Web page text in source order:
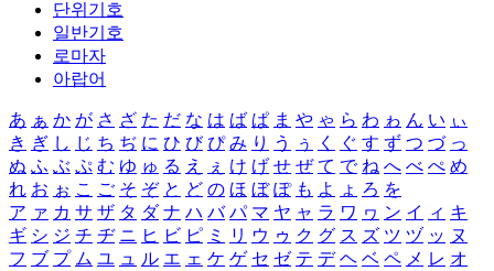
단위기호
일반기호
로마자
아랍어
あ ぁ か が さ ざ た だ な は ば ぱ ま や ゃ ら わ ゎ ん い ぃ
き ぎ し じ ち ぢ に ひ び ぴ み り う ぅ く ぐ す ず つ づ っ
ぬ ふ ぶ ぷ む ゆ ゅ る え ぇ け げ せ ぜ て で ね へ べ ぺ め
れ お ぉ こ ご そ ぞ と ど の ほ ぼ ぽ も よ ょ ろ を
ア ァ カ サ ザ タ ダ ナ ハ バ パ マ ヤ ャ ラ ワ ヮ ン イ ィ キ
ギ シ ジ チ ヂ ニ ヒ ビ ピ ミ リ ウ ゥ ク グ ス ズ ツ ヅ ッ ヌ
フ ブ プ ム ユ ュ ル エ ェ ケ ゲ セ ゼ テ デ ヘ ベ ペ メ レ オ